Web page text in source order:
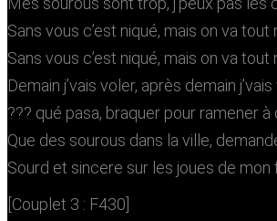
Sans vous c’est niqué, mais on va tout
Sans vous c’est niqué, mais on va tout
Demain j’vais voler, après demain
??? qué pasa, braquer pour ramener à
Que des sourous dans la ville,
Sourd et sincere sur
[Couplet 3 : F430]